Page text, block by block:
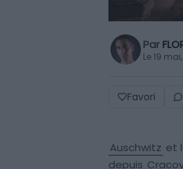
Par
Le 19
Favori
Auschwitz et
depuis